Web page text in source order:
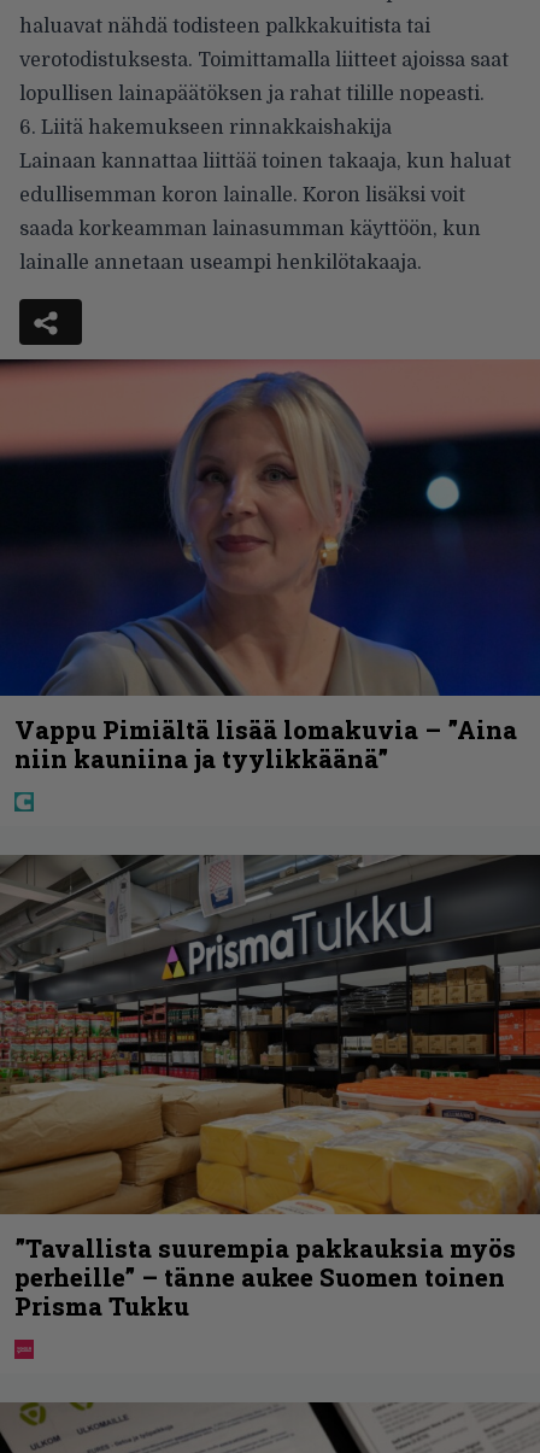
haluavat nähdä todisteen palkkakuitista tai
verotodistuksesta. Toimittamalla liitteet ajoissa saat
lopullisen lainapäätöksen ja rahat tilille nopeasti.
6. Liitä hakemukseen rinnakkaishakija
Lainaan kannattaa liittää toinen takaaja, kun haluat
edullisemman koron lainalle. Koron lisäksi voit
saada korkeamman lainasumman käyttöön, kun
lainalle annetaan useampi henkilötakaaja.
Vappu Pimiältä lisää lomakuvia – ”Aina
niin kauniina ja tyylikkäänä”
”Tavallista suurempia pakkauksia myös
perheille” – tänne aukee Suomen toinen
Prisma Tukku